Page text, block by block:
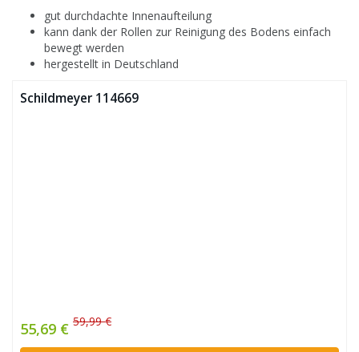
gut durchdachte Innenaufteilung
kann dank der Rollen zur Reinigung des Bodens einfach
bewegt werden
hergestellt in Deutschland
Schildmeyer 114669
55,69 € 59,99 €